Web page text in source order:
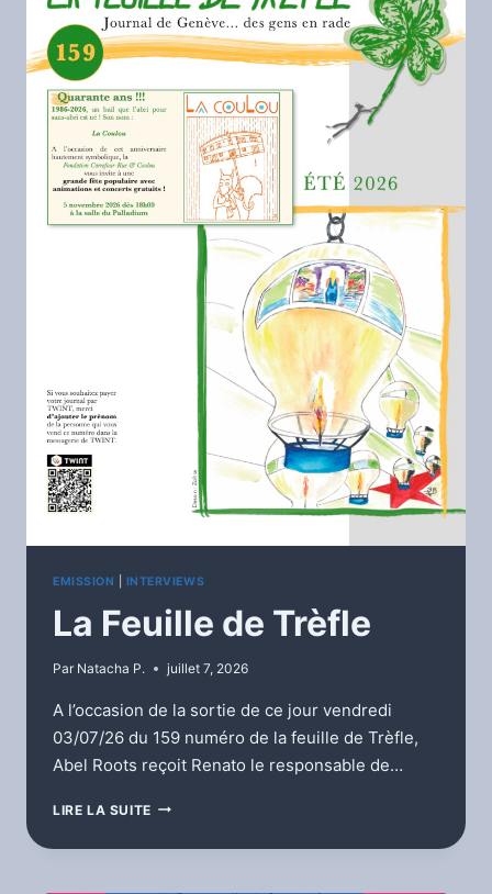
EMISSION INTERVIEWS
La Feuille de Trèfle
Par Natacha P. juillet 7, 2026
A l’occasion de la sortie de ce jour vendredi
03/07/26 du 159 numéro de la feuille de Trèfle,
Abel Roots reçoit Renato le responsable de…
LIRE LA SUITE LA
DE